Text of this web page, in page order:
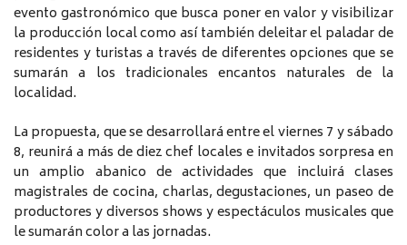
evento gastronómico que busca poner en valor y visibilizar
la producción local como así también deleitar el paladar de
residentes y turistas a través de diferentes opciones que se
sumarán a los tradicionales encantos naturales de la
localidad.
La propuesta, que se desarrollará entre el viernes 7 y sábado
8, reunirá a más de diez chef locales e invitados sorpresa en
un amplio abanico de actividades que incluirá clases
magistrales de cocina, charlas, degustaciones, un paseo de
productores y diversos shows y espectáculos musicales que
le sumarán color a las jornadas.